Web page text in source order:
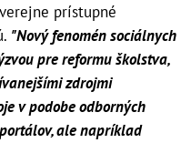
prístupné
"Nový fenomén sociálnych
pre reformu školstva,
zdrojmi
v podobe odborných
ale napríklad